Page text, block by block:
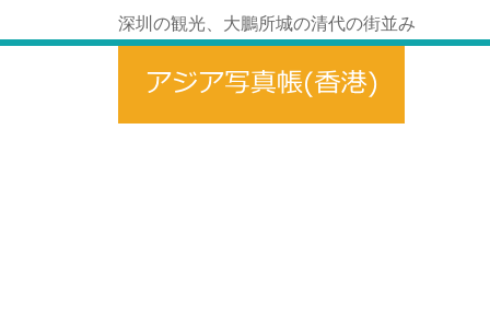
深圳の観光、大鵬所城の清代の街並み